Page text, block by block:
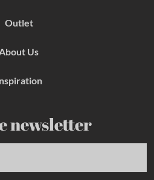
Outlet
Us
newsletter